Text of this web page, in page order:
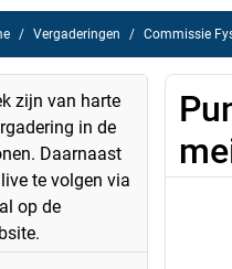
Vergaderingen Commissie
zijn van harte
in de
Daarnaast
te volgen via
op de